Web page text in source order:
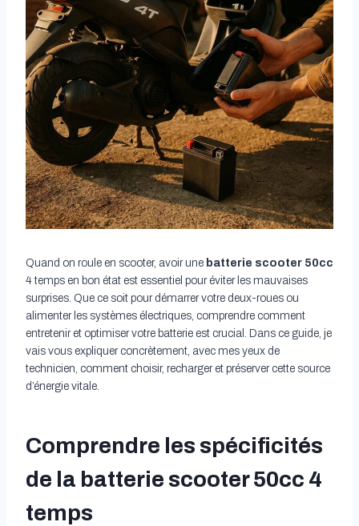
Quand on roule en scooter, avoir une batterie scooter 50cc
4 temps en bon état est essentiel pour éviter les mauvaises
surprises. Que ce soit pour démarrer votre deux-roues ou
alimenter les systèmes électriques, comprendre comment
entretenir et optimiser votre batterie est crucial. Dans ce guide, je
vais vous expliquer concrètement, avec mes yeux de
technicien, comment choisir, recharger et préserver cette source
d’énergie vitale.
Comprendre les spécificités
de la batterie scooter 50cc 4
temps